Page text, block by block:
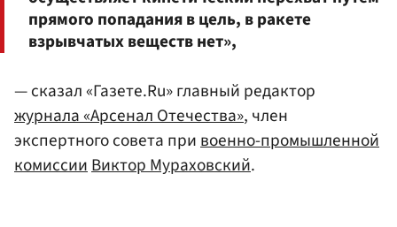
прямого попадания в цель, в ракете
взрывчатых веществ нет»,
— сказал «Газете.Ru» главный редактор
журнала «Арсенал Отечества», член
экспертного совета привоенно-промышленной
комиссииВиктор Мураховский.